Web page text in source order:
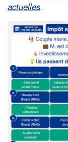
actuelles.